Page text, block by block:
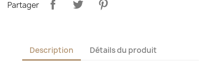
Partager
Description Détails du produit